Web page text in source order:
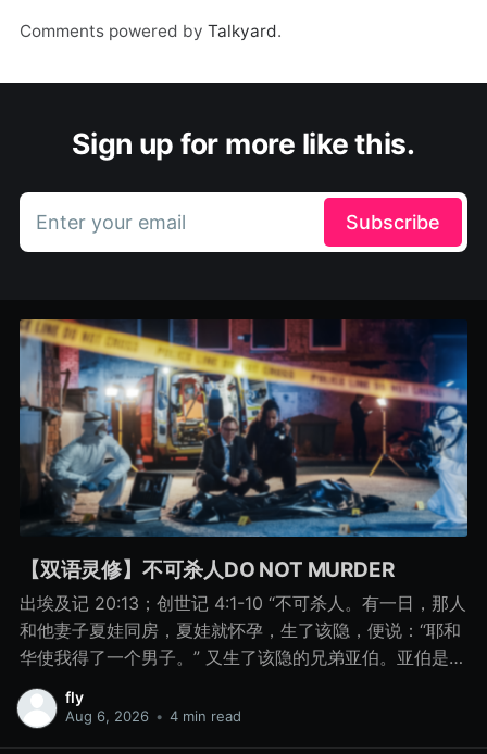
Comments powered by Talkyard.
Sign up for more like this.
Enter your email Subscribe
【双语灵修】不可杀人DO NOT MURDER
出埃及记 20:13；创世记 4:1-10 “不可杀人。有一日，那人
和他妻子夏娃同房，夏娃就怀孕，生了该隐，便说：“耶和
华使我得了一个男子。” 又生了该隐的兄弟亚伯。亚伯是牧
羊的，该隐是种地的。 有一日，该隐拿地里的出产为供物
献给耶和华， 亚伯也将他羊群中头生的和羊的脂油献上。
fly
Aug 6, 2026 • 4 min read